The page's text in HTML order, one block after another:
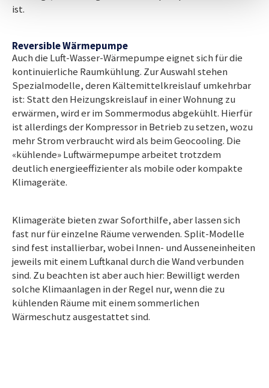
ist.
Reversible Wärmepumpe
Auch die Luft-Wasser-Wärmepumpe eignet sich für die
kontinuierliche Raumkühlung. Zur Auswahl stehen
Spezialmodelle, deren Kältemittelkreislauf umkehrbar
ist: Statt den Heizungskreislauf in einer Wohnung zu
erwärmen, wird er im Sommermodus abgekühlt. Hierfür
ist allerdings der Kompressor in Betrieb zu setzen, wozu
mehr Strom verbraucht wird als beim Geocooling. Die
«kühlende» Luftwärmepumpe arbeitet trotzdem
deutlich energieeffizienter als mobile oder kompakte
Klimageräte.
Klimageräte bieten zwar Soforthilfe, aber lassen sich
fast nur für einzelne Räume verwenden. Split-Modelle
sind fest installierbar, wobei Innen- und Ausseneinheiten
jeweils mit einem Luftkanal durch die Wand verbunden
sind. Zu beachten ist aber auch hier: Bewilligt werden
solche Klimaanlagen in der Regel nur, wenn die zu
kühlenden Räume mit einem sommerlichen
Wärmeschutz ausgestattet sind.